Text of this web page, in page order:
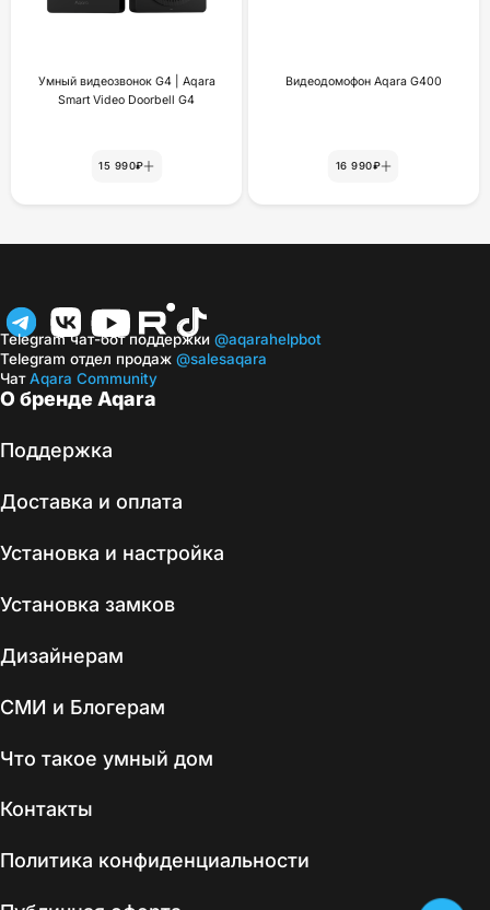
Умный видеозвонок G4 | Aqara
Smart Video Doorbell G4
15 990₽
Видеодомофон Aqara G400
16 990₽
О бренде Aqara
Поддержка
Доставка и оплата
Установка и настройка
Установка замков
Дизайнерам
СМИ и Блогерам
Что такое умный дом
Контакты
Политика конфиденциальности
Telegram чат-бот поддержки @aqarahelpbot
Telegram отдел продаж @salesaqara
ЧатAqara Community